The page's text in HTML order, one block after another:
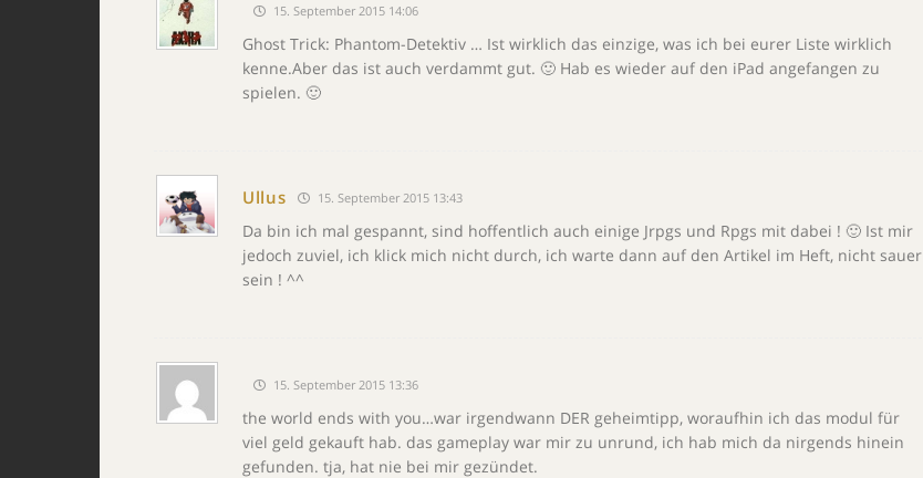
15. September 2015 14:06
Ghost Trick: Phantom-Detektiv … Ist wirklich das einzige, was ich bei eurer Liste wirklich
kenne.Aber das ist auch verdammt gut. 🙂 Hab es wieder auf den iPad angefangen zu
spielen. 🙂
Ullus 15. September 2015 13:43
Da bin ich mal gespannt, sind hoffentlich auch einige Jrpgs und Rpgs mit dabei ! 🙂 Ist mir
jedoch zuviel, ich klick mich nicht durch, ich warte dann auf den Artikel im Heft, nicht sauer
sein ! ^^
15. September 2015 13:36
the world ends with you…war irgendwann DER geheimtipp, woraufhin ich das modul für
viel geld gekauft hab. das gameplay war mir zu unrund, ich hab mich da nirgends hinein
gefunden. tja, hat nie bei mir gezündet.